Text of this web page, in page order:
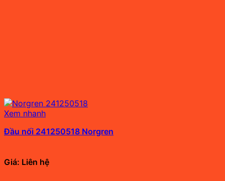
Xem nhanh
Đầu nối 241250518 Norgren
Giá: Liên hệ